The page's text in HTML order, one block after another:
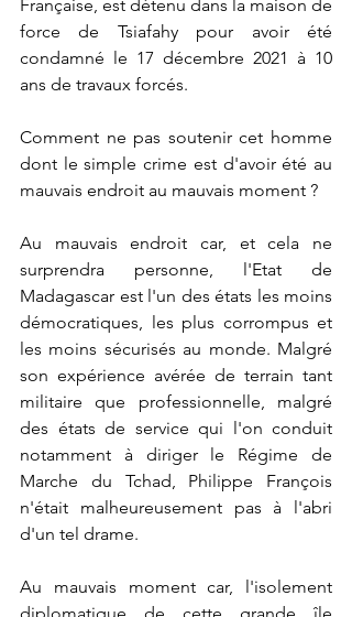
Française, est détenu dans la maison de
force de Tsiafahy pour avoir été
condamné le 17 décembre 2021 à 10
ans de travaux forcés.
Comment ne pas soutenir cet homme
dont le simple crime est d'avoir été au
mauvais endroit au mauvais moment ?
Au mauvais endroit car, et cela ne
surprendra personne, l'Etat de
Madagascar est l'un des états les moins
démocratiques, les plus corrompus et
les moins sécurisés au monde. Malgré
son expérience avérée de terrain tant
militaire que professionnelle, malgré
des états de service qui l'on conduit
notamment à diriger le Régime de
Marche du Tchad, Philippe François
n'était malheureusement pas à l'abri
d'un tel drame.
Au mauvais moment car, l'isolement